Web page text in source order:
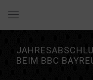
BEIM BBC